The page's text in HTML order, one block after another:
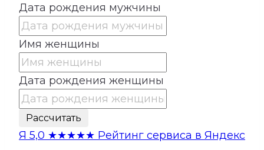
Дата рождения мужчины
Имя женщины
Дата рождения женщины
Рассчитать
Я 5,0 ★★★★★ Рейтинг сервиса в Яндекс